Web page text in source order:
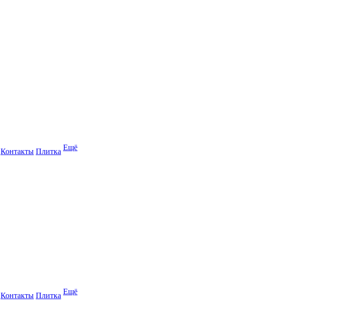
Контакты Плитка Ещё
Контакты Плитка Ещё